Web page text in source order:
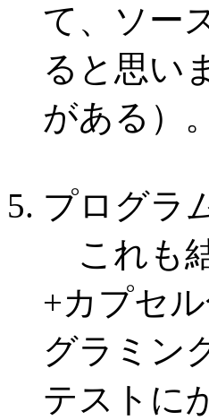
て、ソー
ると思い
がある）。
プログラ
これも
+カプセ
グラミン
テストに